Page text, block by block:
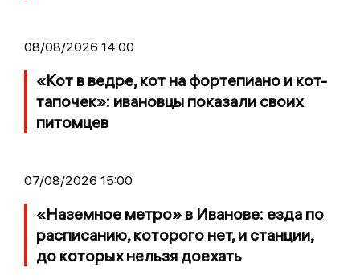
08/08/2026 14:00
«Кот в ведре, кот на фортепиано и кот-
тапочек»: ивановцы показали своих
питомцев
07/08/2026 15:00
«Наземное метро» в Иванове: езда по
расписанию, которого нет, и станции,
до которых нельзя доехать